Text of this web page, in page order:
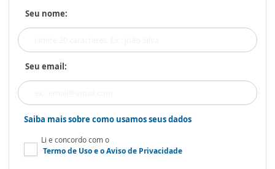
Seu nome:
Seu email:
Saiba mais sobre como usamos seus dados
Li e concordo com o
Termo de Usoe oAviso de Privacidade